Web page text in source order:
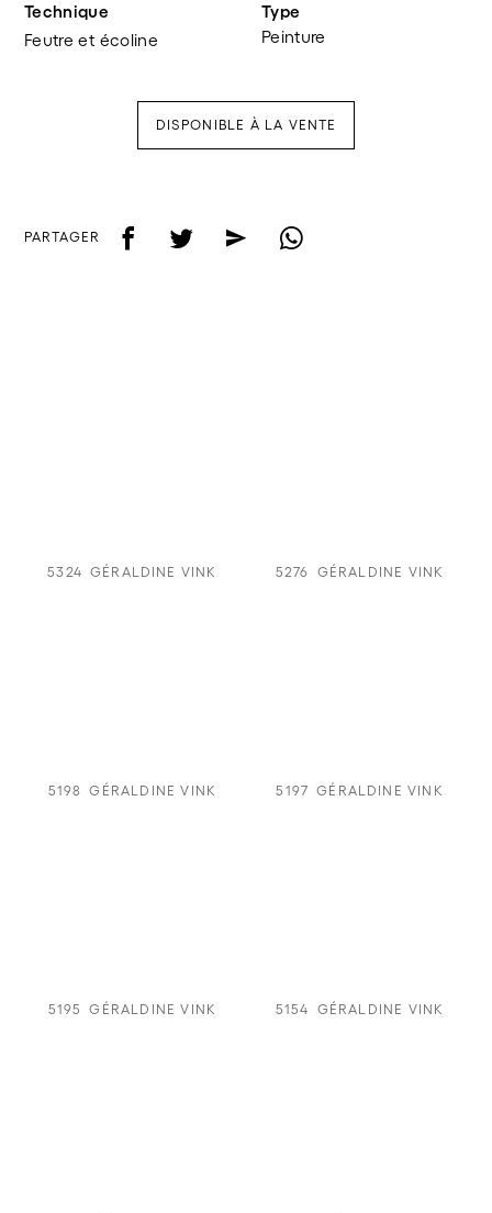
Technique
Feutre et écoline
Type
Peinture
DISPONIBLE À LA VENTE
PARTAGER f t e w
5324 GÉRALDINE VINK 5276 GÉRALDINE VINK
5198 GÉRALDINE VINK 5197 GÉRALDINE VINK
5195 GÉRALDINE VINK 5154 GÉRALDINE VINK